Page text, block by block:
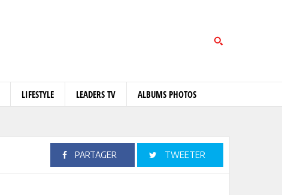
LIFESTYLE LEADERS TV ALBUMS PHOTOS
PARTAGER TWEETER